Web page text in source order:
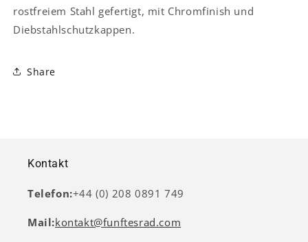
rostfreiem Stahl gefertigt, mit Chromfinish und
Diebstahlschutzkappen.
Share
Kontakt
Telefon:+44 (0) 208 0891 749
Mail:kontakt@funftesrad.com